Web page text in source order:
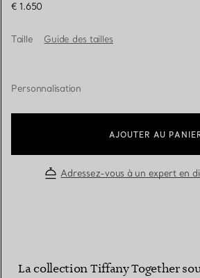
€ 1.650
Taille Guide des tailles
Personnalisation
AJOUTER AU
Adressez-vous à un expert en
La collection Tiffany Together